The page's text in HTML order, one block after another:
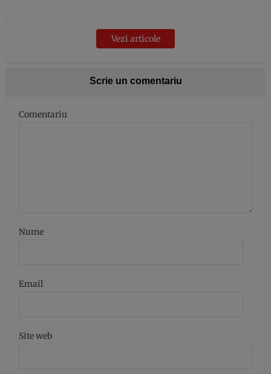
Vezi articole
Scrie un comentariu
Comentariu
Nume
Email
Site web